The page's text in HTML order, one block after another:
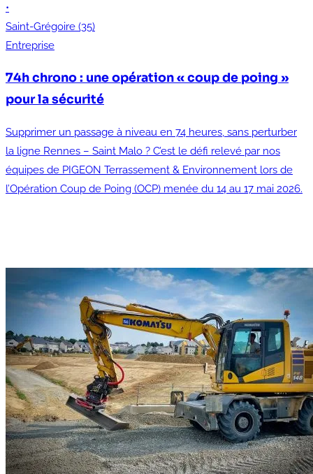
•
Saint-Grégoire (35)
Entreprise
74h chrono : une opération « coup de poing »
pour la sécurité
Supprimer un passage à niveau en 74 heures, sans perturber
la ligne Rennes – Saint Malo ? C’est le défi relevé par nos
équipes de PIGEON Terrassement & Environnement lors de
l’Opération Coup de Poing (OCP) menée du 14 au 17 mai 2026.